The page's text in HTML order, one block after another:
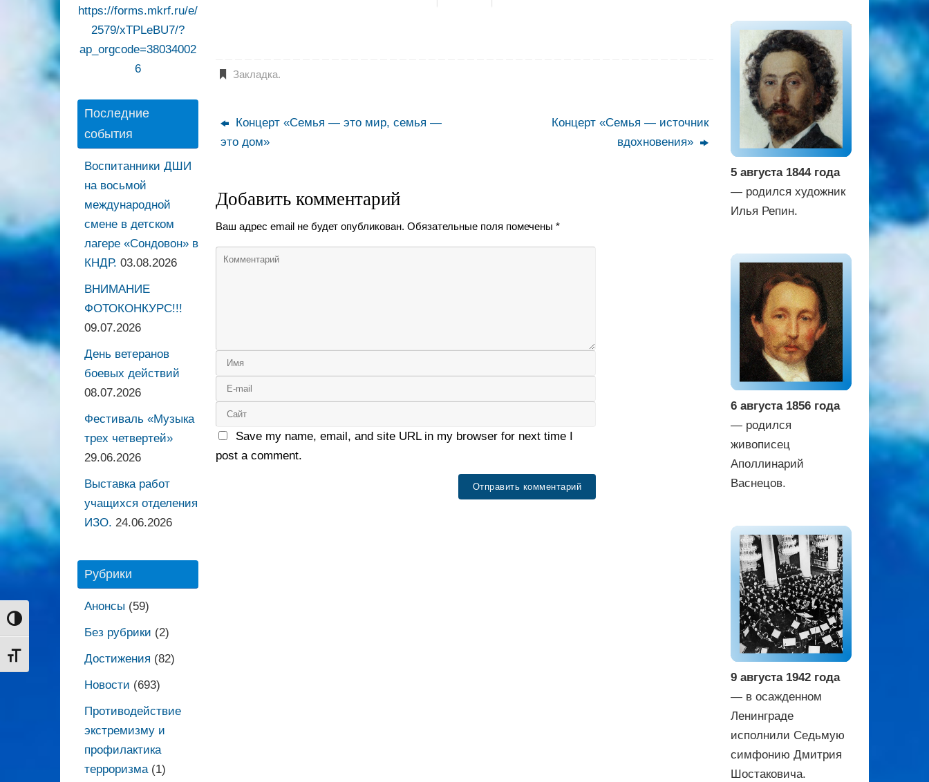
Переключить на высокую контрастность
Переключить на увеличенный шрифт
Закладка.
Концерт «Семья — это мир, семья —
это дом»
Концерт «Семья — источник
вдохновения»
Добавить комментарий
Ваш адрес email не будет опубликован. Обязательные поля помечены *
Save my name, email, and site URL in my browser for next time I
post a comment.
https://forms.mkrf.ru/e/
2579/xTPLeBU7/?
ap_orgcode=38034002
6
Последние
события
Воспитанники ДШИ
на восьмой
международной
смене в детском
лагере «Сондовон» в
КНДР. 03.08.2026
ВНИМАНИЕ
ФОТОКОНКУРС!!!
09.07.2026
День ветеранов
боевых действий
08.07.2026
Фестиваль «Музыка
трех четвертей»
29.06.2026
Выставка работ
учащихся отделения
ИЗО. 24.06.2026
Рубрики
Анонсы (59)
Без рубрики (2)
Достижения (82)
Новости (693)
Противодействие
экстремизму и
профилактика
терроризма(1)
5 августа 1844 года
— родился художник
Илья Репин.
6 августа 1856 года
— родился
живописец
Аполлинарий
Васнецов.
9 августа 1942 года
— в осажденном
Ленинграде
исполнили Седьмую
симфонию Дмитрия
Шостаковича.